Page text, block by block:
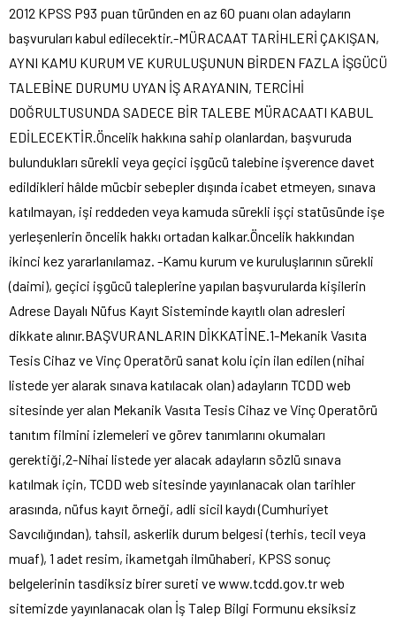
2012 KPSS P93 puan türünden en az 60 puanı olan adayların
başvuruları kabul edilecektir.-MÜRACAAT TARİHLERİ ÇAKIŞAN,
AYNI KAMU KURUM VE KURULUŞUNUN BİRDEN FAZLA İŞGÜCÜ
TALEBİNE DURUMU UYAN İŞ ARAYANIN, TERCİHİ
DOĞRULTUSUNDA SADECE BİR TALEBE MÜRACAATI KABUL
EDİLECEKTİR.Öncelik hakkına sahip olanlardan, başvuruda
bulundukları sürekli veya geçici işgücü talebine işverence davet
edildikleri hâlde mücbir sebepler dışında icabet etmeyen, sınava
katılmayan, işi reddeden veya kamuda sürekli işçi statüsünde işe
yerleşenlerin öncelik hakkı ortadan kalkar.Öncelik hakkından
ikinci kez yararlanılamaz. -Kamu kurum ve kuruluşlarının sürekli
(daimi), geçici işgücü taleplerine yapılan başvurularda kişilerin
Adrese Dayalı Nüfus Kayıt Sisteminde kayıtlı olan adresleri
dikkate alınır.BAŞVURANLARIN DİKKATİNE.1-Mekanik Vasıta
Tesis Cihaz ve Vinç Operatörü sanat kolu için ilan edilen (nihai
listede yer alarak sınava katılacak olan) adayların TCDD web
sitesinde yer alan Mekanik Vasıta Tesis Cihaz ve Vinç Operatörü
tanıtım filmini izlemeleri ve görev tanımlarını okumaları
gerektiği,2-Nihai listede yer alacak adayların sözlü sınava
katılmak için, TCDD web sitesinde yayınlanacak olan tarihler
arasında, nüfus kayıt örneği, adli sicil kaydı (Cumhuriyet
Savcılığından), tahsil, askerlik durum belgesi (terhis, tecil veya
muaf), 1 adet resim, ikametgah ilmühaberi, KPSS sonuç
belgelerinin tasdiksiz birer sureti ve www.tcdd.gov.tr web
sitemizde yayınlanacak olan İş Talep Bilgi Formunu eksiksiz